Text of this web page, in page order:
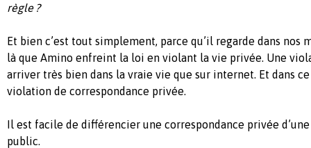
règle ?
Et bien c’est tout simplement, parce qu’il regarde dans nos
là que Amino enfreint la loi en violant la vie privée. Une
arriver très bien dans la vraie vie que sur internet. Et dans
violation de correspondance privée.
Il est facile de différencier une correspondance privée
public.